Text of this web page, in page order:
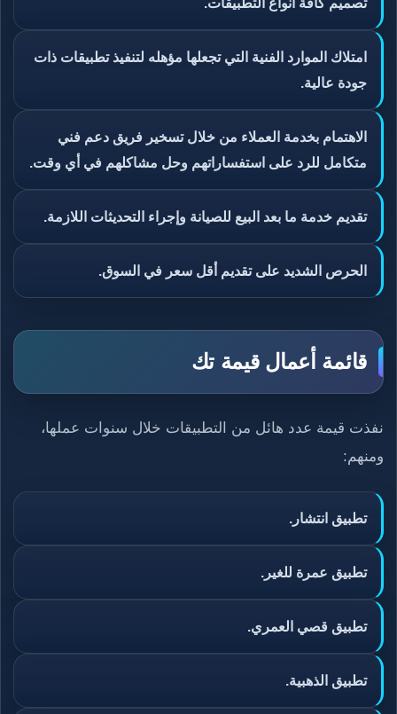
امتلاك الموارد الفنية التي تجعلها مؤهله لتنفيذ تطبيقات ذات
جودة عالية.
الاهتمام بخدمة العملاء من خلال تسخير فريق دعم فني
متكامل للرد على استفساراتهم وحل مشاكلهم في أي وقت.
تقديم خدمة ما بعد البيع للصيانة وإجراء التحديثات اللازمة.
الحرص الشديد على تقديم أقل سعر في السوق.
قائمة أعمال قيمة تك
نفذت قيمة عدد هائل من التطبيقات خلال سنوات عملها،
ومنهم:
تطبيق انتشار.
تطبيق عمرة للغير.
تطبيق قصي العمري.
تطبيق الذهبية.